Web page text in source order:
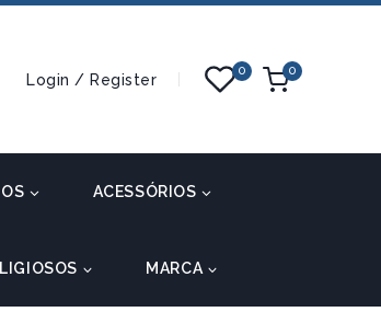
Login / Register
0 0
ACESSÓRIOS
MARCA